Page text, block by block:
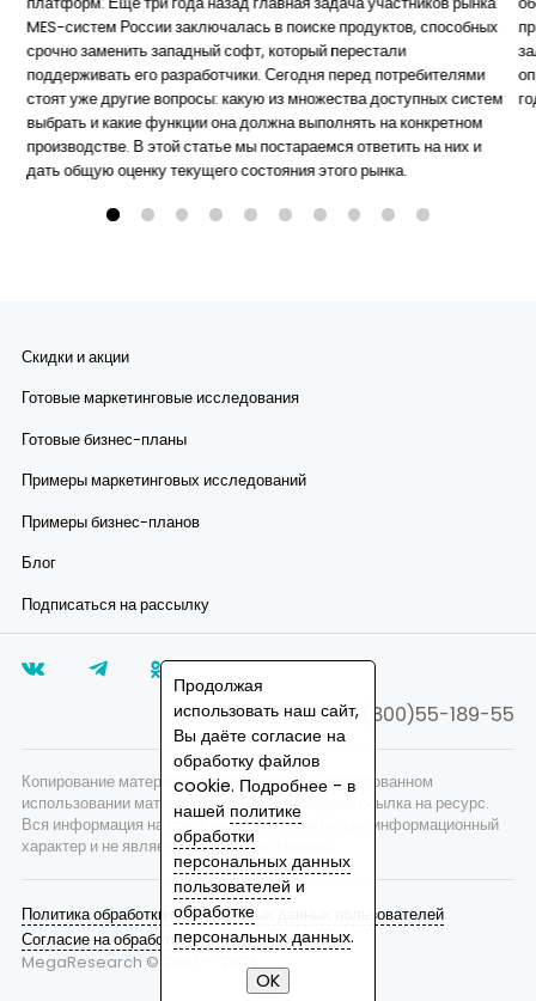
MES-систем России заключалась в поиске продуктов, способных
срочно заменить западный софт, который перестали
поддерживать его разработчики. Сегодня перед потребителями
стоят уже другие вопросы: какую из множества доступных систем
выбрать и какие функции она должна выполнять на конкретном
производстве. В этой статье мы постараемся ответить на них и
дать общую оценку текущего состояния этого рынка.
Скидки и акции
Готовые маркетинговые исследования
Готовые бизнес-планы
Примеры маркетинговых исследований
Примеры бизнес-планов
Блог
Подписаться на рассылку
8(800)55-189-55
Политика обработки персональных данных пользователей
Согласие на обработку персональных данных
MegaResearch © 2007 —
Копирование материалов запрещено, при согласованном
использовании материалов сайта необходима ссылка на ресурс.
Вся информация на сайте носит исключительно информационный
характер и не является публичной офертой.
Продолжая
использовать наш сайт,
Вы даёте согласие на
обработку файлов
cookie. Подробнее - в
нашей политике
обработки
персональных данных
пользователей и
обработке
персональных данных.